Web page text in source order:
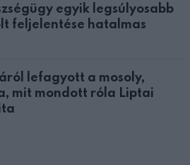
egyik legsúlyosabb
feljelentése hatalmas
lefagyott a mosoly,
mit mondott róla Liptai